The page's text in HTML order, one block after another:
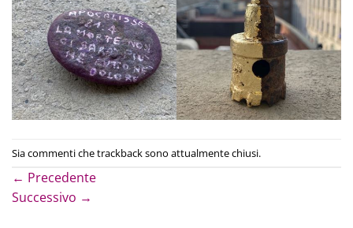
Sia commenti che trackback sono attualmente chiusi.
← Precedente
Successivo →